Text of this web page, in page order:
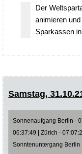
Der
animieren
Sparkassen
Samstag,
Sonnenaufgang Berlin -
06:37:49 | Zürich -
Sonntenuntergang Berlin